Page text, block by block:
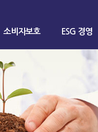
소비자보호 ESG 경영